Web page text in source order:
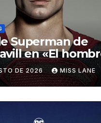
Superman de
en «El
de InArt
DE 2026 MISS LANE